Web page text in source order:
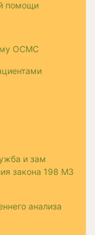
помощи
ОСМС
и зам
закона 198 МЗ
анализа